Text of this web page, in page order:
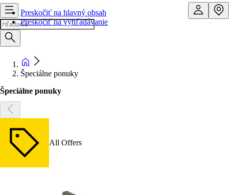
Preskočiť na hlavný obsah
Preskočiť na vyhľadávanie
Špeciálne ponuky
Špeciálne ponuky
All Offers